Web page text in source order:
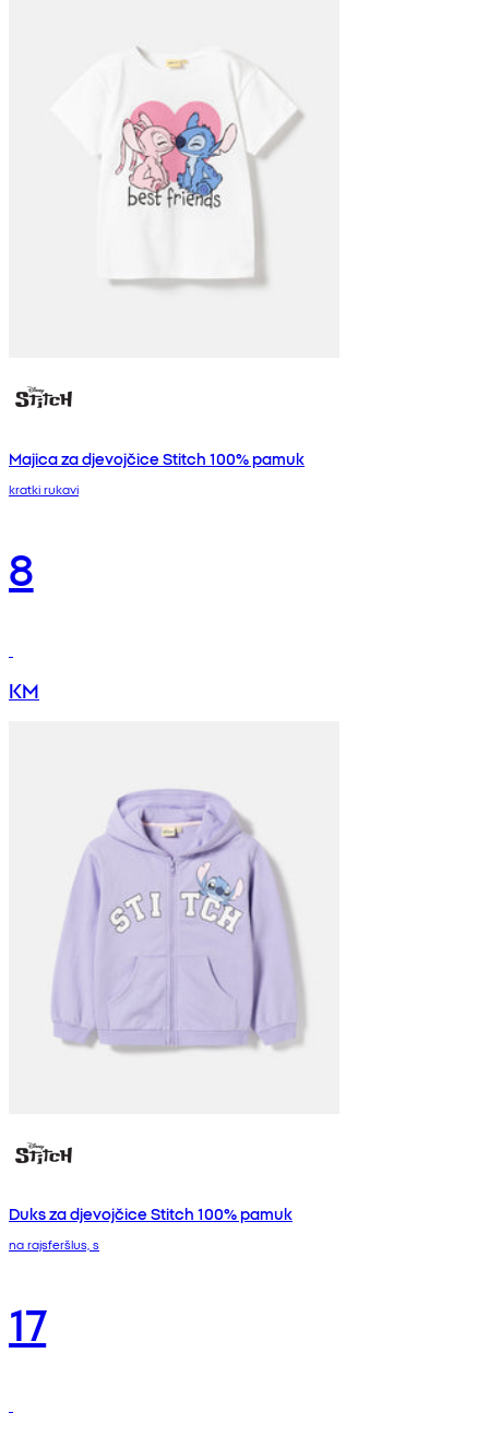
Majica za djevojčice Stitch 100% pamuk
kratki rukavi
8
KM
Duks za djevojčice Stitch 100% pamuk
na rajsferšlus, s
17